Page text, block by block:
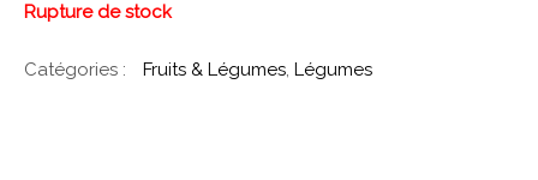
Rupture de stock
Catégories : Fruits & Légumes, Légumes